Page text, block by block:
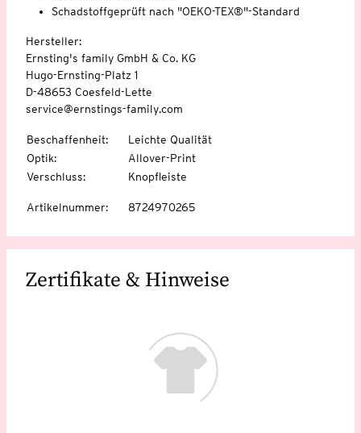
Schadstoffgeprüft nach "OEKO-TEX®"-Standard
Hersteller:
Ernsting's family GmbH & Co. KG
Hugo-Ernsting-Platz 1
D-48653 Coesfeld-Lette
service@ernstings-family.com
Beschaffenheit:
Leichte Qualität
Optik:
Allover-Print
Verschluss: Knopfleiste
Artikelnummer: 8724970265
Zertifikate & Hinweise